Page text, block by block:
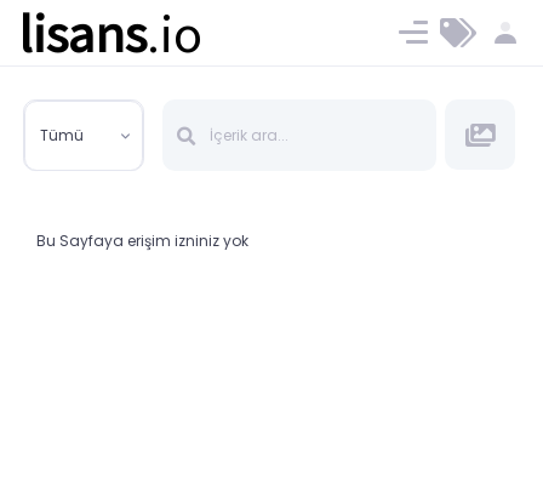
lisans.io Ücret ve Planlar
Tümü
Bu Sayfaya erişim izniniz yok